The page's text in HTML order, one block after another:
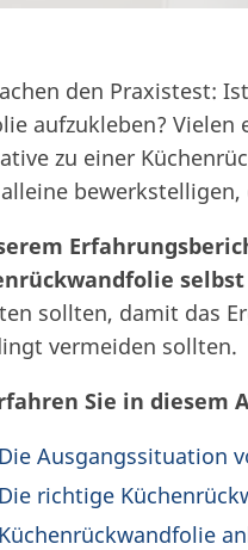
den Praxistest:
aufzukleben?
zu einer
sollten, damit das
vermeiden sollten.
Sie in diesem
Die Ausgangssituation
Die richtige
Küchenrückwandfolie